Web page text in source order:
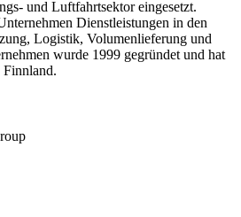
und Luftfahrtsektor eingesetzt.
Dienstleistungen in den
Logistik, Volumenlieferung und
wurde 1999 gegründet und hat
Finnland.